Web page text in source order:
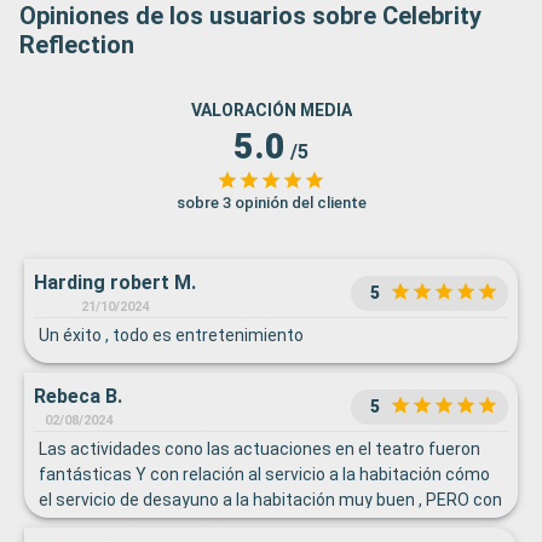
Opiniones de los usuarios sobre Celebrity
Reflection
VALORACIÓN MEDIA
5.0 /5
sobre 3 opinión del cliente
Harding robert M.
21/10/2024
5
Un éxito , todo es entretenimiento
Rebeca B.
02/08/2024
5
Las actividades cono las actuaciones en el teatro fueron
fantásticas Y con relación al servicio a la habitación cómo
el servicio de desayuno a la habitación muy buen , PERO con
relación a la persona que nos designaron para la limpieza no